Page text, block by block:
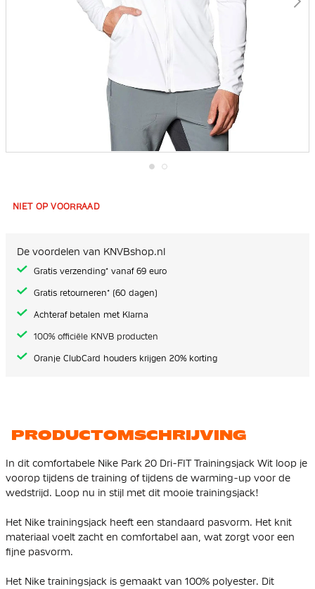
het
afbeeldingen-
gallerij
NIET OP VOORRAAD
De voordelen van KNVBshop.nl
Gratis verzending* vanaf 69 euro
Gratis retourneren* (60 dagen)
Achteraf betalen met Klarna
100% officiële KNVB producten
Oranje ClubCard houders krijgen 20% korting
PRODUCTOMSCHRIJVING
In dit comfortabele Nike Park 20 Dri-FIT Trainingsjack Wit loop je
voorop tijdens de training of tijdens de warming-up voor de
wedstrijd. Loop nu in stijl met dit mooie trainingsjack!
Het Nike trainingsjack heeft een standaard pasvorm. Het knit
materiaal voelt zacht en comfortabel aan, wat zorgt voor een
fijne pasvorm.
Het Nike trainingsjack is gemaakt van 100% polyester. Dit